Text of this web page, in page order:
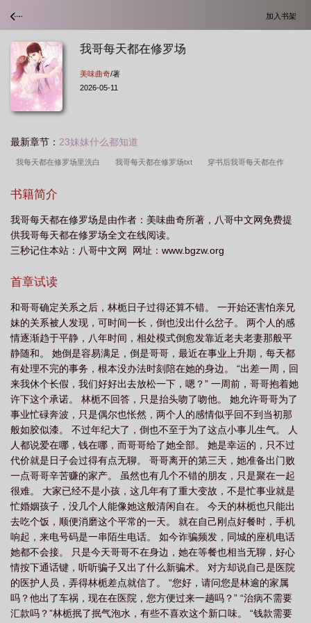
加入书架
我哥每天都在修罗场
美味曲奇/著
2026-05-11
最新章节： 23妹妹什么都知道
我每天都在修罗场里洗白 我哥每天都在修罗场txt 穿书后我哥每天都在作
罗场 有点困
在修罗场分卷阅 每天都在修罗场醒来 每天都在修罗场格格党 每天都在修罗
场综 每天都在修罗场文 每天都在修罗场里花式洗白无防盗
每天都在修罗场
我 每天都在修罗场朕太累了 我哥每晚都想杀死我 每天都在修罗场里花
式 每天都在修罗场里免费阅读 每天都在修罗场耽 每天都在修罗场里死去活
来 每天都在修罗场1V5 每天都在修罗场中
书籍简介
我哥每天都在修罗场是由作者：美味曲奇所著，八哥中文网免费提
供我哥每天都在修罗场全文在线阅读。
三秒记住本站：八哥中文网 网址：www.bgzw.org
首章试读
和哥哥确定关系之后，林栀日子过得还算不错。 一开始还害怕亲兄
妹的关系被人发现，可时间一长，倒也没出什么岔子。 两个人的感
情逐渐趋于平静，八年时间，相处模式倒愈发靠近老夫老妻那般平
静随和。 她倒是容易满足，倒是哥哥，最近在事业上升期，每天都
有处理不完的事务，根本没办法时刻陪在她的身边。 “出差一周，回
来我休个长假，我们好好出去放松一下，嗯？” 一周前，哥哥抱着她
许下这个承诺。 林栀不回答，只是抬头吻了吻他。 她允许哥哥为了
事业忙碌奔波，只是偶尔也怅然，两个人的感情似乎回不到当初那
般如胶似漆。 不过年纪大了，倒也不至于为了这点小事儿生气。 人
人都说爱在哪，钱在哪，而哥哥给了她全部。 她是幸运的，只不过
代价就是日子会过得有点无聊。 哥哥离开的第三天，她准备出门败
一点哥哥辛苦赚的家产。 虽然也有几个不错的朋友，只是聚在一起
很难。 大家已经不是小孩，这几年有了重大变故，不是忙事业就是
忙婚姻孩子，没几个人能像她这般清闲自在。 今天的林栀也只能出
去吃个饭，顺便消磨这个平常的一天。 就在自己刚点好餐时，手机
响起，来电号码是一串陌生电话。 如今诈骗频发，同城的座机电话
她都不会接。 只是今天哥哥不在身边，她在等餐也相当无聊，好心
情按下通话键，听听骗子又出了什么新骗术。 对方却说自己是医院
的医护人员，弄得林栀差点就信了。 “您好，请问您是林逾的家属
吗？他出了车祸，现在在医院，您方便过来一趟吗？” “治病不需要
汇款吗？”林栀抿了抿气泡水，有些不喜欢这个新口味。 “钱款需要